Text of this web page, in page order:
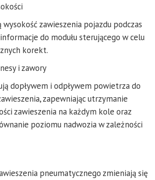
zawieszenia pojazdu podczas
do modułu sterującego w celu
korekt.
i zawory
dopływem i odpływem powietrza do
zapewniając utrzymanie
zawieszenia na każdym kole oraz
poziomu nadwozia w zależności
pneumatycznego zmieniają się